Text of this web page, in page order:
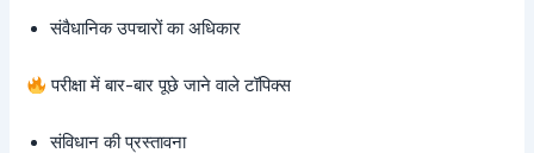
संवैधानिक उपचारों का अधिकार
परीक्षा में बार-बार पूछे जाने वाले टॉपिक्स
संविधान की प्रस्तावना